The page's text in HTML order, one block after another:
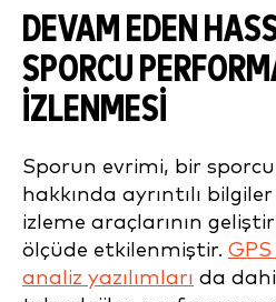
DEVAM EDEN
SPORCU
İZLENMESI
Sporun evrimi, bir
hakkında ayrıntılı
izleme araçlarının
ölçüde etkilenmiştir.
analiz yazılımları da